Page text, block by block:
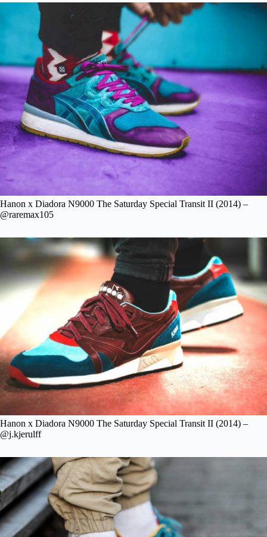
Hanon x Diadora N9000 The Saturday Special Transit II (2014) –
@raremax105
Hanon x Diadora N9000 The Saturday Special Transit II (2014) –
@j.kjerulff